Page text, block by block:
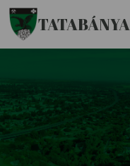
Ugrás a fő tartalomhoz
TATABÁNYA